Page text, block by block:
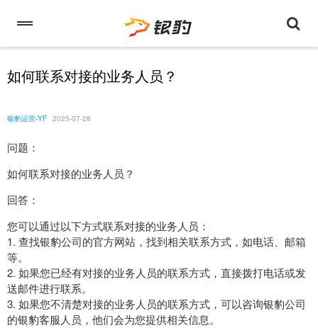
如何联系对接的业务人员？
银豹运营-YF 2025-07-28
问题：
如何联系对接的业务人员？
回答：
您可以通过以下方式联系对接的业务人员：
1. 查找银豹公司的官方网站，找到相关联系方式，如电话、邮箱
等。
2. 如果您已经有对接的业务人员的联系方式，直接拨打电话或发
送邮件进行联系。
3. 如果您不清楚对接的业务人员的联系方式，可以咨询银豹公司
的银豹客服人员，他们会为您提供相关信息。